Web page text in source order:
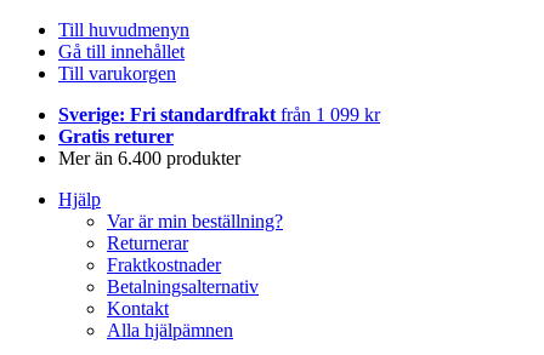
Till huvudmenyn
Gå till innehållet
Till varukorgen
Sverige: Fri standardfrakt från 1 099 kr
Gratis returer
Mer än 6.400 produkter
Hjälp
Var är min beställning?
Returnerar
Fraktkostnader
Betalningsalternativ
Kontakt
Alla hjälpämnen